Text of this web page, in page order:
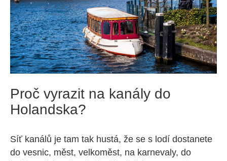
Proč vyrazit na kanály do
Holandska?
Síť kanálů je tam tak hustá, že se s lodí dostanete
do vesnic, měst, velkoměst, na karnevaly, do